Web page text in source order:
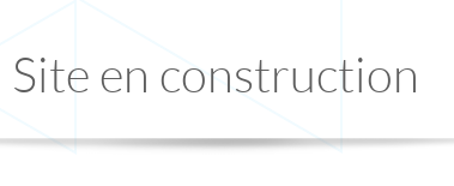
Site en construction